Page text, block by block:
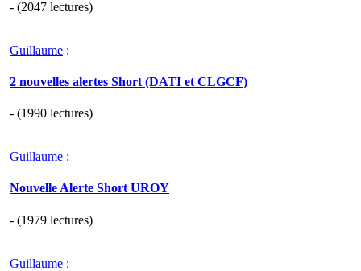
- (2047 lectures)
Guillaume :
2 nouvelles alertes Short (DATI et CLGCF)
- (1990 lectures)
Guillaume :
Nouvelle Alerte Short UROY
- (1979 lectures)
Guillaume :